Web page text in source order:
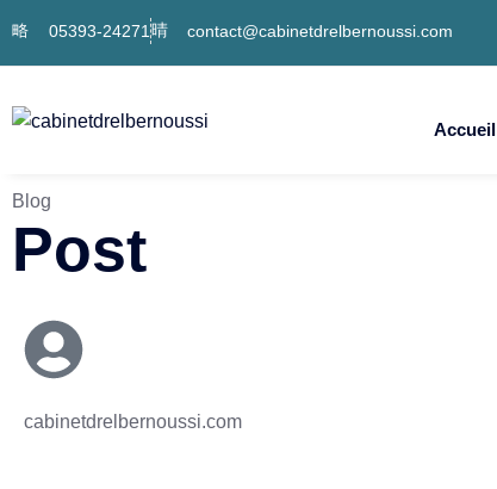
05393-24271 contact@cabinetdrelbernoussi.com
Accueil
Blog
Post
cabinetdrelbernoussi.com